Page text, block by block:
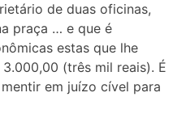
de duas oficinas,
praça … e que é
estas que lhe
(três mil reais). É
em juízo cível para